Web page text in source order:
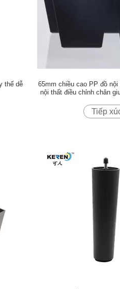
thế dễ
65mm chiều cao PP đồ
nội thất điều chỉnh chân
Tiếp